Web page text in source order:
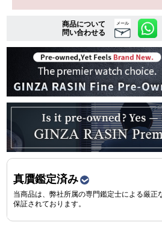
ご利用ガイ
GINZA RASINのプレミアムクオリ
送料・お支払方法
ショッピングローンの流れ
よくある質問
お問い合わせ
商品について
問い合わせる
メール
真贋鑑定済み
当商品は、弊社所属の専門鑑定士による厳正
保証されております。